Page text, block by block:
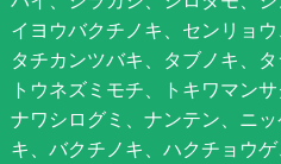
イヨウバクチノキ、センリョウ
タチカンツバキ、タブノキ、
トウネズミモチ、トキワマン
ナワシログミ、ナンテン、ニ
キ、バクチノキ、ハクチョウ